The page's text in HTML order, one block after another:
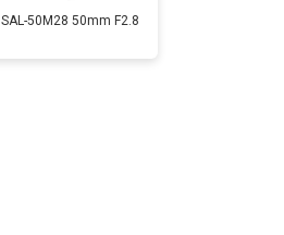
SAL-50M28 50mm F2.8